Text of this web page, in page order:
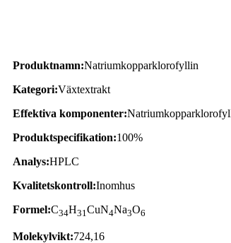
Produktnamn:Natriumkopparklorofyllin
Kategori:Växtextrakt
Effektiva komponenter:
Produktspecifikation:100%
Analys:HPLC
Kvalitetskontroll:Inomhus
Formel:C34H31 CuN4Na3O6
Molekylvikt:724,16